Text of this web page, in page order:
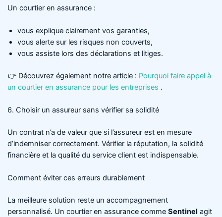
Un courtier en assurance :
vous explique clairement vos garanties,
vous alerte sur les risques non couverts,
vous assiste lors des déclarations et litiges.
👉 Découvrez également notre article : Pourquoi faire appel à
un courtier en assurance pour les entreprises .
6. Choisir un assureur sans vérifier sa solidité
Un contrat n’a de valeur que si l’assureur est en mesure
d’indemniser correctement. Vérifier la réputation, la solidité
financière et la qualité du service client est indispensable.
Comment éviter ces erreurs durablement
La meilleure solution reste un accompagnement
personnalisé. Un courtier en assurance comme Sentinel agit